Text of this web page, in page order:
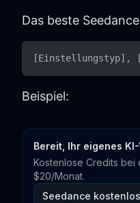
Das beste
Beispiel:
Bereit, Ihr eigenes
Kostenlose Credits bei
$20/Monat.
Seedance